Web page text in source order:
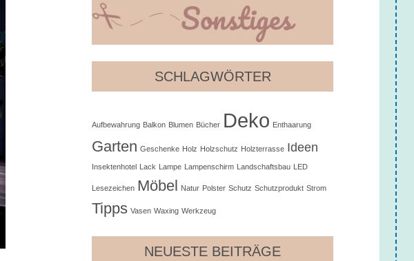
SCHLAGWÖRTER
Aufbewahrung Balkon Blumen Bücher Deko Enthaarung
Garten Geschenke Holz Holzschutz Holzterrasse Ideen
Insektenhotel Lack Lampe Lampenschirm Landschaftsbau LED
Lesezeichen Möbel Natur Polster Schutz Schutzprodukt Strom
Tipps Vasen Waxing Werkzeug
NEUESTE BEITRÄGE